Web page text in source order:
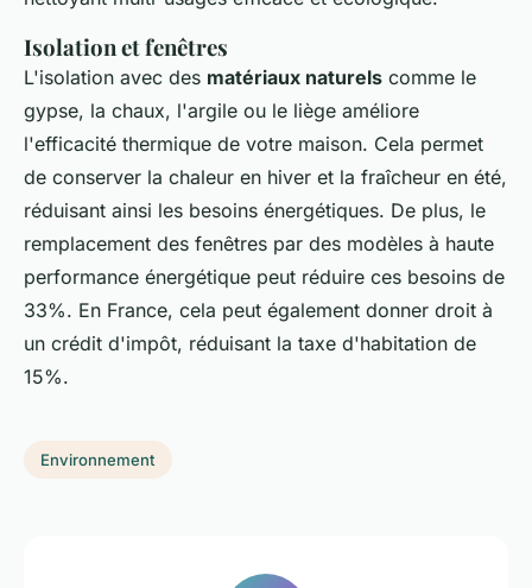
Isolation et fenêtres
L'isolation avec des matériaux naturels comme le
gypse, la chaux, l'argile ou le liège améliore
l'efficacité thermique de votre maison. Cela permet
de conserver la chaleur en hiver et la fraîcheur en été,
réduisant ainsi les besoins énergétiques. De plus, le
remplacement des fenêtres par des modèles à haute
performance énergétique peut réduire ces besoins de
33%. En France, cela peut également donner droit à
un crédit d'impôt, réduisant la taxe d'habitation de
15%.
Environnement